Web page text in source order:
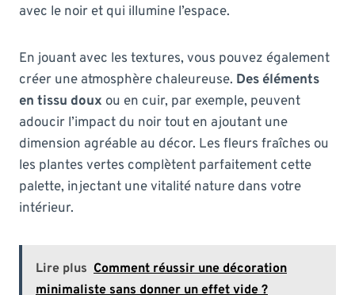
avec le noir et qui illumine l’espace.
En jouant avec les textures, vous pouvez également
créer une atmosphère chaleureuse. Des éléments
en tissu doux ou en cuir, par exemple, peuvent
adoucir l’impact du noir tout en ajoutant une
dimension agréable au décor. Les fleurs fraîches ou
les plantes vertes complètent parfaitement cette
palette, injectant une vitalité nature dans votre
intérieur.
Lire plus Comment réussir une décoration
minimaliste sans donner un effet vide ?